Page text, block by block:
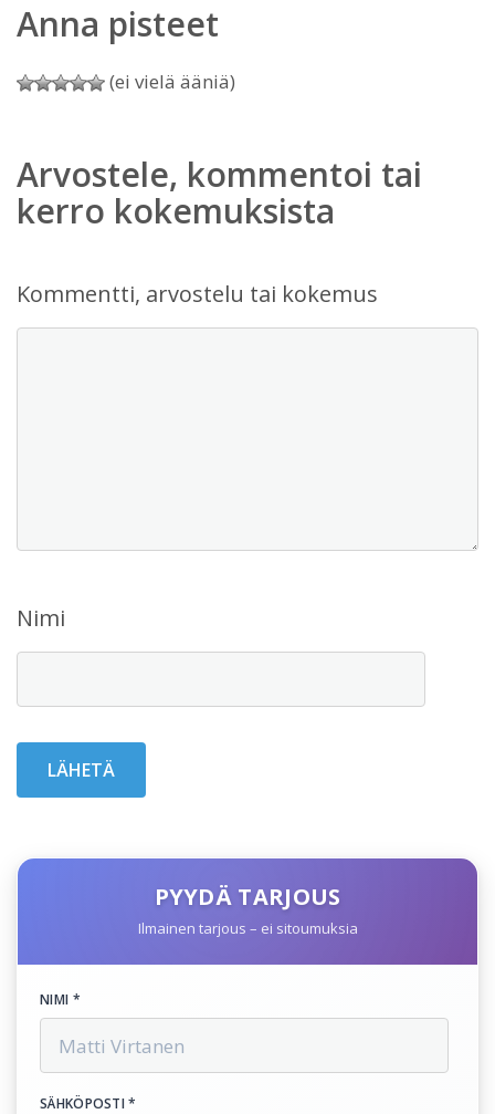
Anna pisteet
(ei vielä ääniä)
Arvostele, kommentoi tai
kerro kokemuksista
Kommentti, arvostelu tai kokemus
Nimi
PYYDÄ TARJOUS
Ilmainen tarjous – ei sitoumuksia
NIMI *
SÄHKÖPOSTI *